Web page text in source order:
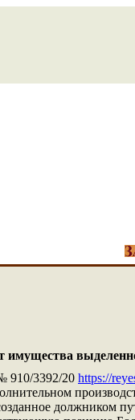
имущества
910/3392/20 https://
должником